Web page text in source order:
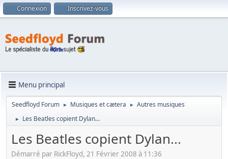
Connexion Inscrivez-vous
Menu principal
Seedfloyd Forum ► Musiques et cætera ► Autres musiques
► Les Beatles copient Dylan...
Les Beatles copient Dylan...
Démarré par RickFloyd, 21 Février 2008 à 11:36